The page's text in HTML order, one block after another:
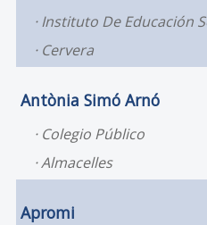
Instituto De Educación
Cervera
Antònia Simó Arnó
Colegio Público
Almacelles
Apromi